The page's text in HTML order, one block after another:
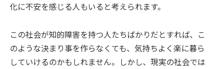
化に不安を感じる人もいると考えられます。
この社会が知的障害を持つ人たちばかりだとすれば、こ
のような決まり事を作らなくても、気持ちよく楽に暮ら
していけるのかもしれません。しかし、現実の社会では